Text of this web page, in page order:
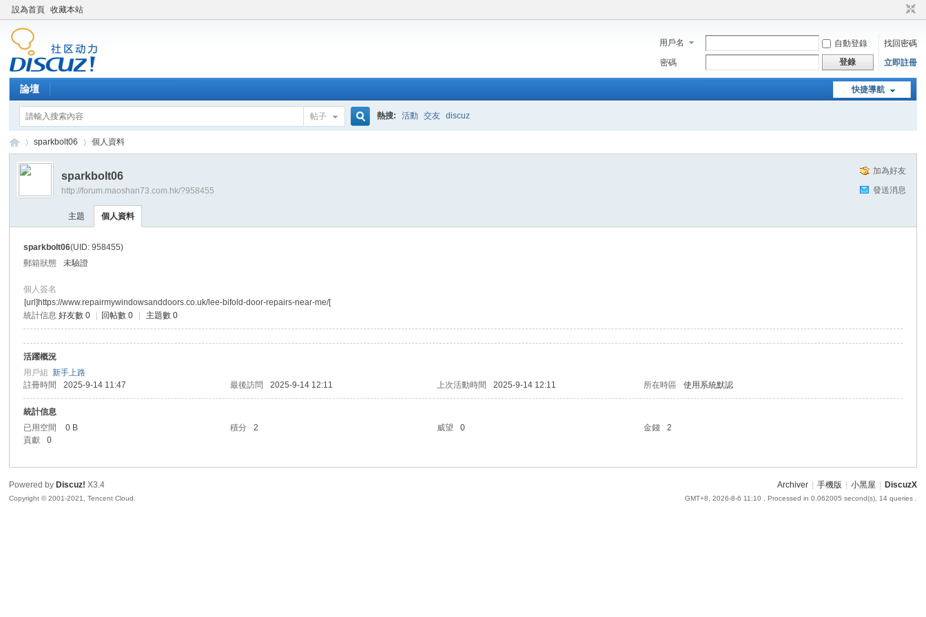
設為首頁 收藏本站
用戶名 自動登錄
找回密碼
密碼
登錄 立即註冊
快捷導航
論壇
帖子 熱搜: 活動 交友 discuz
›
sparkbolt06 個人資料
加為好友
發送消息
sparkbolt06
http://forum.maoshan73.com.hk/?958455
主題 個人資料
sparkbolt06(UID: 958455)
郵箱狀態
未驗證
個人簽名
[url]https://www.repairmywindowsanddoors.co.uk/lee-bifold-door-repairs-near-me/[
統計信息 好友數 0 回帖數 0 主題數 0
活躍概況
用戶組新手上路
註冊時間
2025-9-14 11:47 最後訪問 2025-9-14 12:11 上次活動時間 2025-9-14 12:11 所在時區 使用系統默認
統計信息
已用空間
0 B 積分 2 威望 0 金錢
2
貢獻
0
Archiver 手機版 小黑屋 DiscuzX
GMT+8, 2026-8-6 11:10 , Processed in 0.062005 second(s), 14 queries .
Powered by Discuz! X3.4
Copyright © 2001-2021, Tencent Cloud.